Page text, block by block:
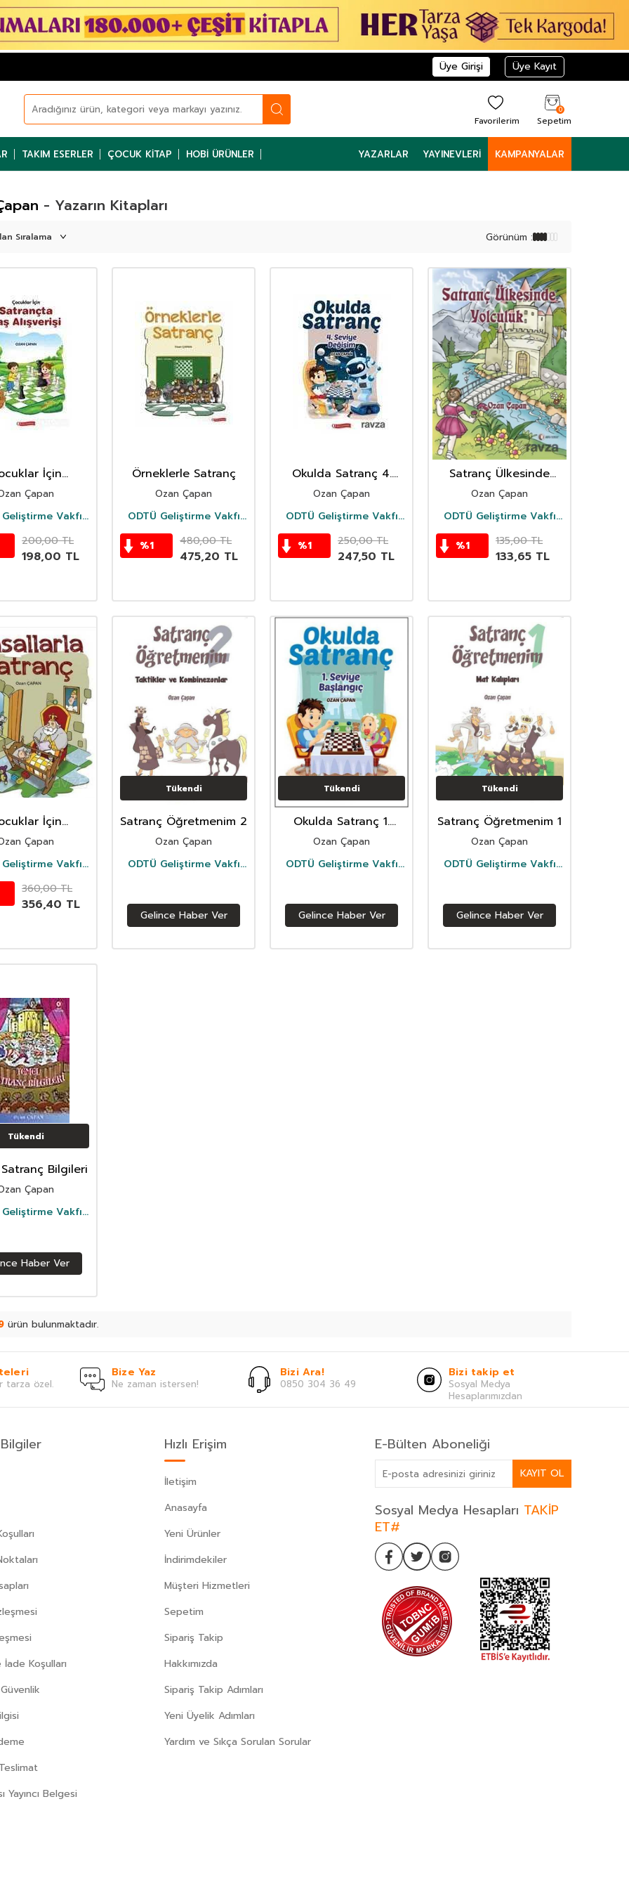
Üye Girişi Üye Kayıt
Favorilerim
0
Sepetim
TAKIM ESERLER ÇOCUK KITAP HOBI ÜRÜNLER YAZARLAR YAYINEVLERI KAMPANYALAR
- Yazarın Kitapları
Görünüm :
İçin
Taş
Alışverişi
Çapan
Geliştirme Vakfı
200,00TL
198,00 TL
Örneklerle Satranç
Ozan Çapan
ODTÜ Geliştirme Vakfı
%1 480,00TL
475,20 TL
Okulda Satranç 4.
Seviye - Değişim
Ozan Çapan
ODTÜ Geliştirme Vakfı
%1 250,00TL
247,50 TL
Satranç Ülkesinde
Yolculuk
Ozan Çapan
ODTÜ Geliştirme Vakfı
%1 135,00TL
133,65 TL
İçin
Satranç
Çapan
Geliştirme Vakfı
360,00TL
356,40 TL
Tükendi
Satranç Öğretmenim 2
Ozan Çapan
ODTÜ Geliştirme Vakfı
Gelince Haber Ver
Tükendi
Okulda Satranç 1.
Seviye - Başlangıç
Ozan Çapan
ODTÜ Geliştirme Vakfı
Gelince Haber Ver
Tükendi
Satranç Öğretmenim 1
Ozan Çapan
ODTÜ Geliştirme Vakfı
Gelince Haber Ver
Tükendi
Bilgileri
Çapan
Geliştirme Vakfı
Haber Ver
ürün bulunmaktadır.
tarza özel.
Bize Yaz
Ne zaman istersen!
Bizi Ara!
0850 304 36 49
Bizi takip et
Sosyal Medya
Hesaplarımızdan
Koşulları
Yayıncı Belgesi
Hızlı Erişim
İletişim
Anasayfa
Yeni Ürünler
İndirimdekiler
Müşteri Hizmetleri
Sepetim
Sipariş Takip
Hakkımızda
Sipariş Takip Adımları
Yeni Üyelik Adımları
Yardım ve Sıkça Sorulan Sorular
E-Bülten Aboneliği
KAYIT OL
Sosyal Medya Hesapları TAKİP
ET#